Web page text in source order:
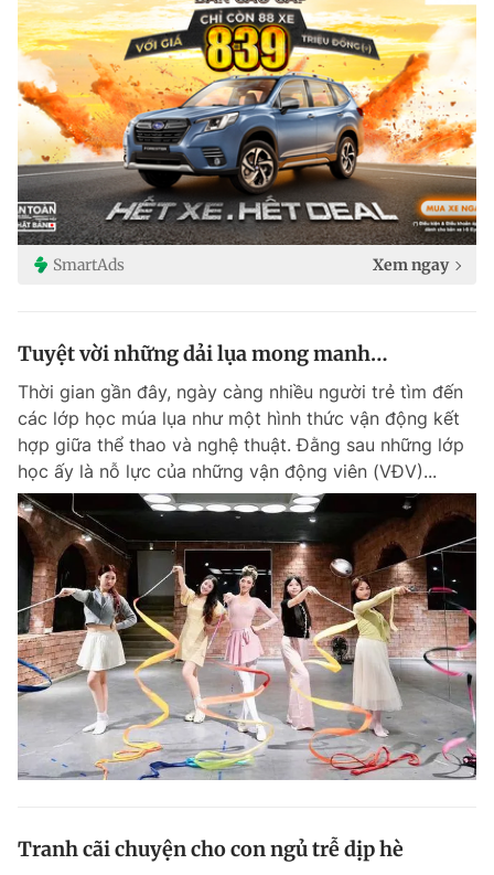
SmartAds Xem ngay
Tuyệt vời những dải lụa mong manh…
Thời gian gần đây, ngày càng nhiều người trẻ tìm đến
các lớp học múa lụa như một hình thức vận động kết
hợp giữa thể thao và nghệ thuật. Đằng sau những lớp
học ấy là nỗ lực của những vận động viên (VĐV)...
Tranh cãi chuyện cho con ngủ trễ dịp hè